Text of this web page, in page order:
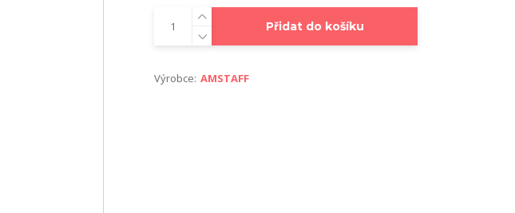
Přidat do košíku
Výrobce: AMSTAFF